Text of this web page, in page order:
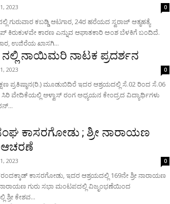
2023 0
ಗುರುವಾರ ಕಬಡ್ಡಿ ಆಟಗಾರ, 24ರ ಹರೆಯದ ಸ್ವರಾಜ್ ಆತ್ಮಹತ್ಯೆ
ಕಿರುಕುಳವೇ ಕಾರಣ ಎನ್ನುವ ಆಘಾತಕಾರಿ ಅಂಶ ಬೆಳಕಿಗೆ ಬಂದಿದೆ.
ಉಜಿರೆಯ ಖಾಸಗಿ...
ನಲ್ಲಿ ನಾಯಿಮರಿ ನಾಟಕ ಪ್ರದರ್ಶನ
2023 0
ಪ್ರತಿಷ್ಠಾನ(ರಿ.) ಮೂಡುಬಿದಿರೆ ಇದರ ಆಶ್ರಯದಲ್ಲಿ ಸೆ.02 ರಿಂದ ಸೆ.06
ವೇದಿಕೆಯಲ್ಲಿ ಆಳ್ವಾಸ್ ರಂಗ ಅಧ್ಯಯನ ಕೇಂದ್ರದ ವಿದ್ಯಾರ್ಥಿಗಳು
ಕಾಸರಗೋಡು ; ಶ್ರೀ ನಾರಾಯಣ
ಆಚರಣೆ
2023 0
ಕಾಸರಗೋಡು, ಇದರ ಆಶ್ರಯದಲ್ಲಿ 169ನೇ ಶ್ರೀ ನಾರಾಯಣ
ಕೇಶವ...